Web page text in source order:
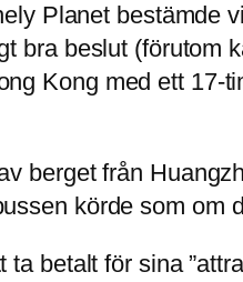
Planet bestämde
bra beslut (förutom
Kong med ett
berget från
körde som
ta betalt för sina